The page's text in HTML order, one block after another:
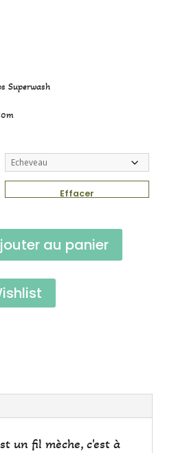
Superwash
Effacer
au panier
un fil mèche, c'est à